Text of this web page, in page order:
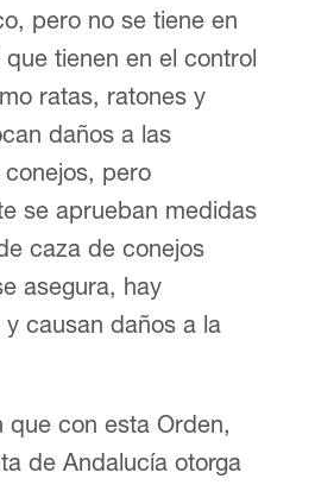
pero no se tiene en
tienen en el control
ratas, ratones y
daños a las
pero
se aprueban medidas
caza de conejos
asegura, hay
causan daños a la
que con esta Orden,
de Andalucía otorga